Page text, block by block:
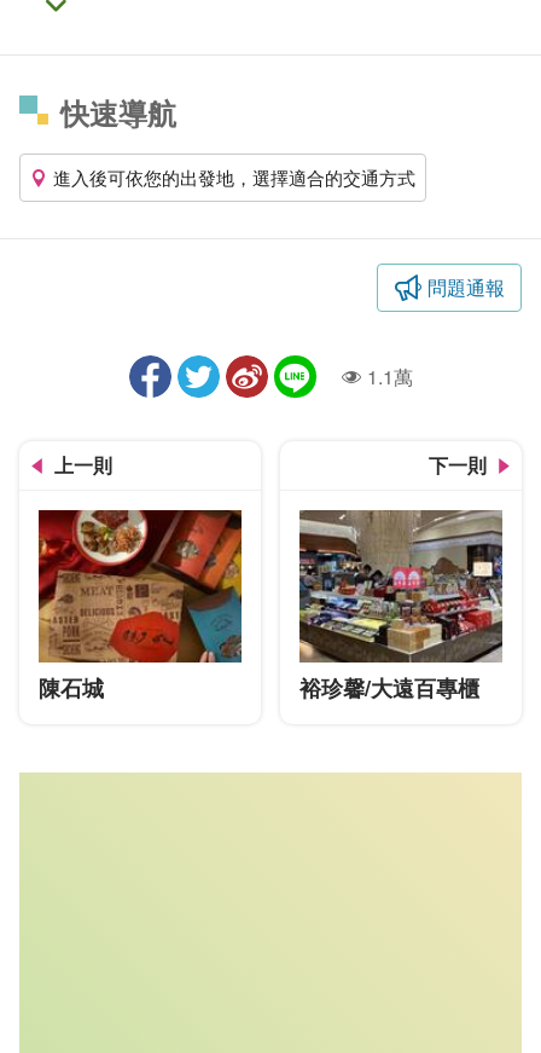
快速導航
進入後可依您的出發地，選擇適合的交通方式
問題通報
人氣1.1萬
上一則
陳石城
下一則
裕珍馨/大遠百專櫃